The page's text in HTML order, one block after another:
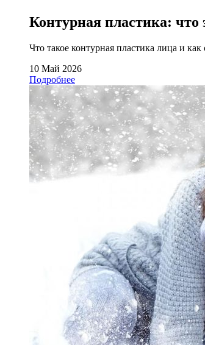
Контурная пластика: что
Что такое контурная пластика лица и
10 Май 2026
Подробнее